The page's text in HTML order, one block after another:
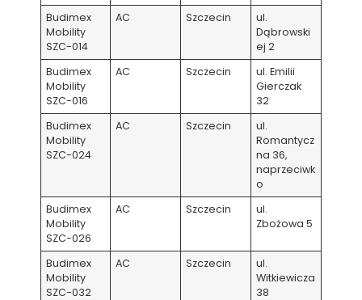
Budimex
Mobility
SZC-014
AC Szczecin
ul.
Dąbrowski
ej 2
Budimex
Mobility
SZC-016
AC Szczecin
ul. Emilii
Gierczak
32
Budimex
Mobility
SZC-024
AC Szczecin
ul.
Romantycz
na 36,
naprzeciwk
o
Budimex
Mobility
SZC-026
AC Szczecin
ul.
Zbożowa 5
Budimex
Mobility
SZC-032
AC Szczecin
ul.
Witkiewicza
38